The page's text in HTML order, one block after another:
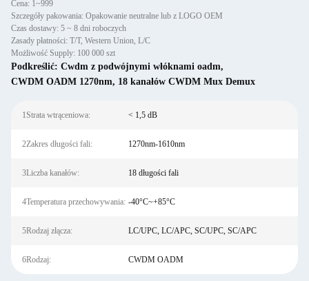
Cena: 1~999
Szczegóły pakowania: Opakowanie neutralne lub z LOGO OEM
Czas dostawy: 5 ~ 8 dni roboczych
Zasady płatności: T/T, Western Union, L/C
Możliwość Supply: 100 000 szt
Podkreślić: Cwdm z podwójnymi włóknami oadm,
CWDM OADM 1270nm, 18 kanałów CWDM Mux Demux
1Strata wtrąceniowa: < 1,5 dB
2Zakres długości fali: 1270nm-1610nm
3Liczba kanałów: 18 długości fali
4Temperatura przechowywania: -40°C~+85°C
5Rodzaj złącza: LC/UPC, LC/APC, SC/UPC, SC/APC
6Rodzaj: CWDM OADM